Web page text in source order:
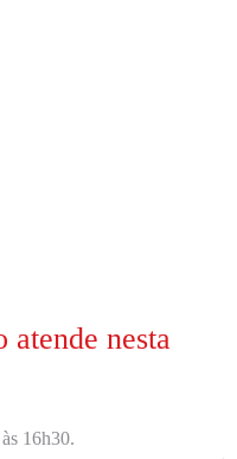
atende nesta
16h30.